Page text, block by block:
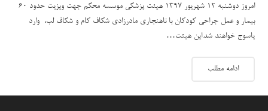
امروز دوشنبه 12 شهریور 1397 هیئت پزشکی موسسه محکم جهت ویزیت حدود 60
بیمار و عمل جراحی کودکان با ناهنجاری مادرزادی شکاف کام و شکاف لب، وارد
یاسوج خواهند شد.این هیئت…
ادامه مطلب